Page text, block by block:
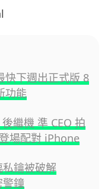
快下週出正式版 8
功能
繼機 準 CEO 拍
場配對 iPhone
鑰被破解
鐘